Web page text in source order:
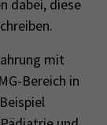
dabei, diese
mit
Bereich in